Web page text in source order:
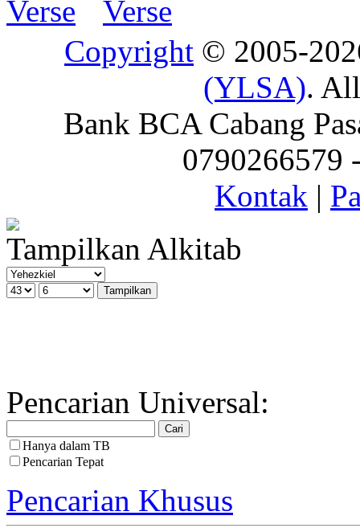
Copyright © 2005-
(YLSA).
Bank BCA Cabang
0790266579
Kontak |
Tampilkan Alkitab
Pencarian Universal:
Hanya dalam TB
Pencarian Tepat
Pencarian Khusus